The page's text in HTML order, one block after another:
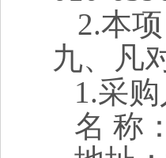
2.本
九、凡
1.采
名 称